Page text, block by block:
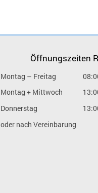
Öffnungszeiten
Montag – Freitag
Montag + Mittwoch
Donnerstag
oder nach Vereinbarung